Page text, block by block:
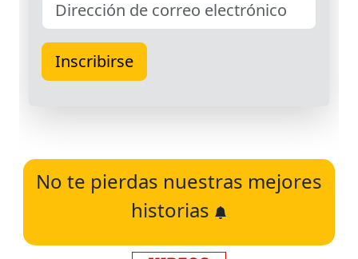
No te pierdas nuestras mejores
historias